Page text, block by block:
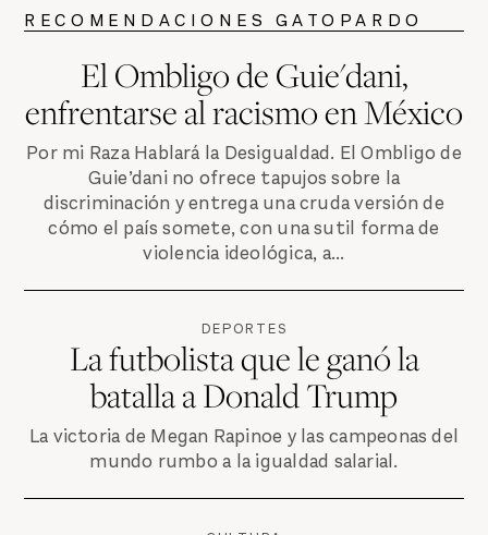
RECOMENDACIONES GATOPARDO
El Ombligo de Guie'dani,
enfrentarse al racismo en México
Por mi Raza Hablará la Desigualdad. El Ombligo de
Guie’dani no ofrece tapujos sobre la
discriminación y entrega una cruda versión de
cómo el país somete, con una sutil forma de
violencia ideológica, a...
DEPORTES
La futbolista que le ganó la
batalla a Donald Trump
La victoria de Megan Rapinoe y las campeonas del
mundo rumbo a la igualdad salarial.